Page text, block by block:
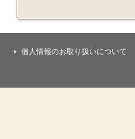
個人情報のお取り扱いについて